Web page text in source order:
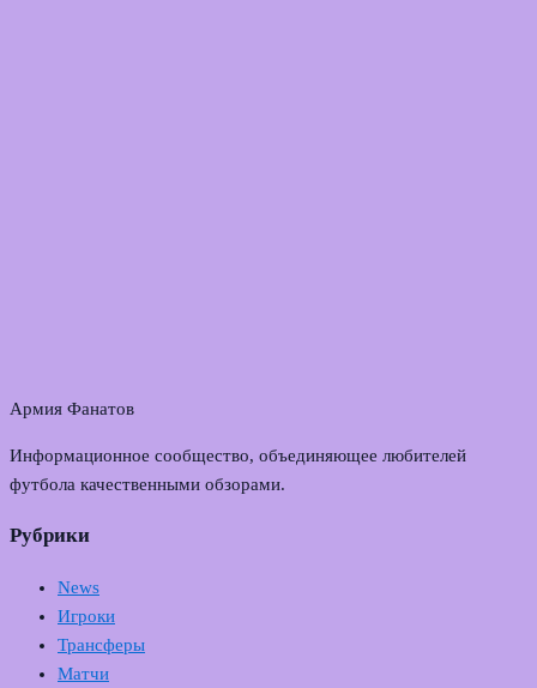
Армия Фанатов
Информационное сообщество, объединяющее любителей
футбола качественными обзорами.
Рубрики
News
Игроки
Трансферы
Матчи